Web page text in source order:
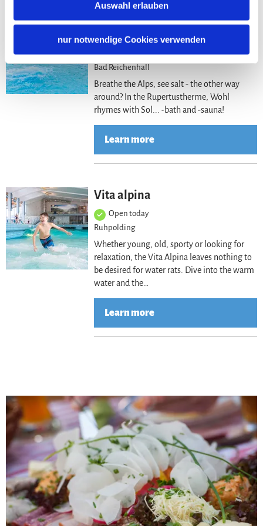
Auswahl erlauben
nur notwendige Cookies verwenden
Rupertus Therme Bad
Reichenhall
Open today
Bad Reichenhall
Breathe the Alps, see salt - the other way
around? In the Rupertustherme, Wohl
rhymes with Sol... -bath and -sauna!
Learn more
Vita alpina
Open today
Ruhpolding
Whether young, old, sporty or looking for
relaxation, the Vita Alpina leaves nothing to
be desired for water rats. Dive into the warm
water and the…
Learn more